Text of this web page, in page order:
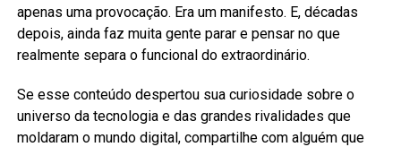
apenas uma provocação. Era um manifesto. E, décadas
depois, ainda faz muita gente parar e pensar no que
realmente separa o funcional do extraordinário.
Se esse conteúdo despertou sua curiosidade sobre o
universo da tecnologia e das grandes rivalidades que
moldaram o mundo digital, compartilhe com alguém que